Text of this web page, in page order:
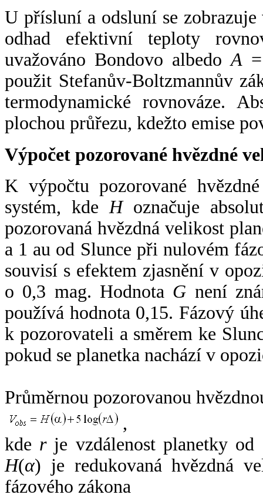
U přísluní a odsluní se
odhad efektivní teploty
uvažováno Bondovo albedoA
použit Stefanův-Boltzmannův
termodynamické rovnováze.
plochou průřezu, kdežto emise
Výpočet pozorované hvězdné
K výpočtu pozorované
systém, kde Hoznačuje
pozorovaná hvězdná velikost
a 1 au od Slunce při nulovém
souvisí s efektem zjasnění v
o 0,3 mag. Hodnota G není
používá hodnota 0,15. Fázový
k pozorovateli a směrem ke
pokud se planetka nachází v
Průměrnou pozorovanou
,
kde rje vzdálenost planetky od
H(α) je redukovaná hvězdná
fázového zákona